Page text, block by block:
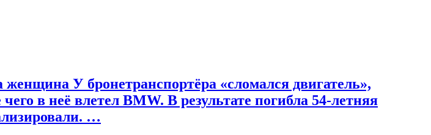
У бронетранспортёра «сломался двигатель»,
в неё влетел BMW. В результате погибла 54-летняя
…